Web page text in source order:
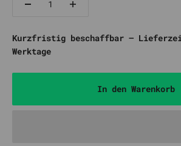
Kurzfristig beschaffbar –
Werktage
In den Warenkorb